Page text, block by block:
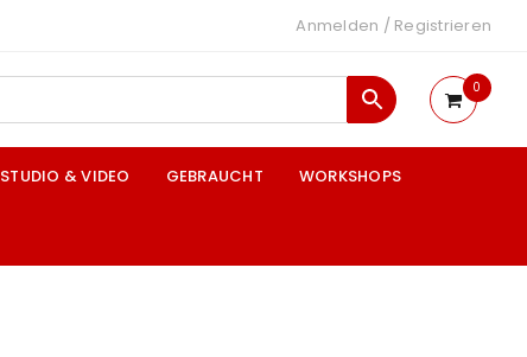
Anmelden / Registrieren
0
STUDIO & VIDEO GEBRAUCHT WORKSHOPS